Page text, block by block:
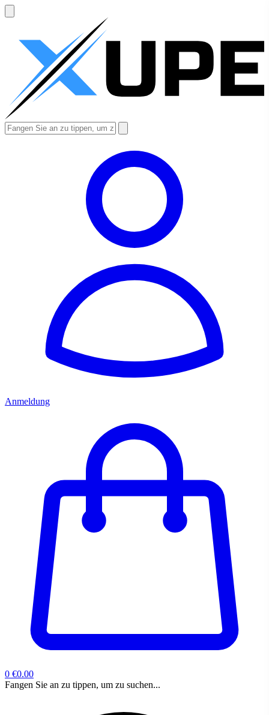
Anmeldung
0 €0.00
Fangen Sie an zu tippen, um zu suchen...